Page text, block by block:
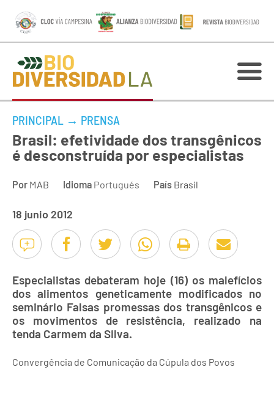
PRINCIPAL → PRENSA
Brasil: efetividade dos transgênicos
é desconstruída por especialistas
Por MAB Idioma Portugués País Brasil
18 junio 2012
Especialistas debateram hoje (16) os malefícios
dos alimentos geneticamente modificados no
seminário Falsas promessas dos transgênicos e
os movimentos de resistência, realizado na
tenda Carmem da Silva.
Convergência de Comunicação da Cúpula dos Povos